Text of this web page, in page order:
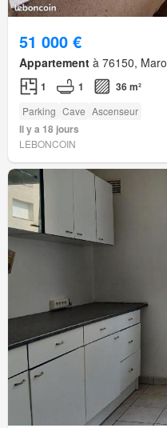
51 000 €
Appartement à 76150,
1 1 36 m²
Parking Cave Ascenseur
Il y a 18 jours
LEBONCOIN